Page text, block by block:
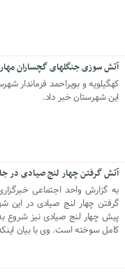
آتش سوزی جنگلهای گچساران
کهگیلویه و بویراحمد فرماندار
این شهرستان خبر داد.
آتش گرفتن چهار لنج صیادی در
به گزارش واحد اجتماعی
گرفتن چهار لنج صیادی در این
پیش چهار لنج صیادی نیز شروع
کامل سوخته است. وی با بیان